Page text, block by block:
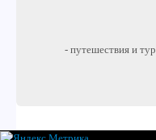
- путешествия и